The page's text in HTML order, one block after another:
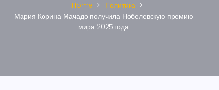
Home
Политика
Мария Корина Мачадо получила Нобелевскую премию
мира 2025 года